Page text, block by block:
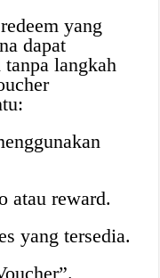
yang
dapat
langkah
atau reward.
yang tersedia.